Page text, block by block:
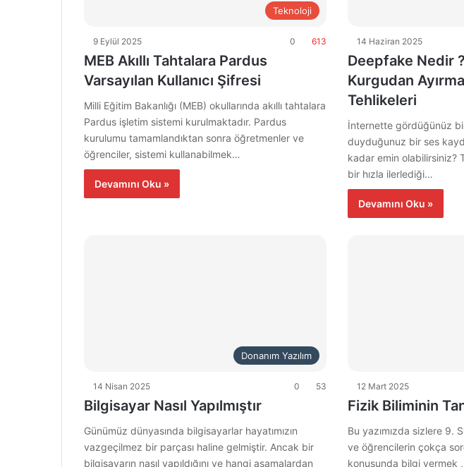
Teknoloji
9 Eylül 2025 0 613
MEB Akıllı Tahtalara Pardus
Varsayılan Kullanıcı Şifresi
Milli Eğitim Bakanlığı (MEB) okullarında akıllı tahtalara
Pardus işletim sistemi kurulmaktadır. Pardus
kurulumu tamamlandıktan sonra öğretmenler ve
öğrenciler, sistemi kullanabilmek…
Devamını Oku »
14 Haziran 2025
Deepfake Nedir
Kurgudan
Tehlikeleri
İnternette gördüğünüz
duyduğunuz bir ses
kadar emin olabilirsiniz?
bir hızla ilerlediği…
Devamını Oku »
Donanım Yazılım
14 Nisan 2025 0 53
Bilgisayar Nasıl Yapılmıştır
Günümüz dünyasında bilgisayarlar hayatımızın
vazgeçilmez bir parçası haline gelmiştir. Ancak bir
bilgisayarın nasıl yapıldığını ve hangi aşamalardan
12 Mart 2025
Fizik Biliminin
Bu yazımızda sizlere 9.
ve öğrencilerin çokça
konusunda bilgi vermek